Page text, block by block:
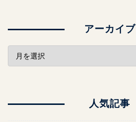
アーカイブ
人気記事